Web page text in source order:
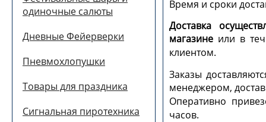
одиночные салюты
Дневные Фейерверки
Пневмохлопушки
Товары для праздника
Сигнальная пиротехника
Время и сроки
Доставка
магазинеили в
клиентом.
Заказы
менеджером,
Оперативно
часов.